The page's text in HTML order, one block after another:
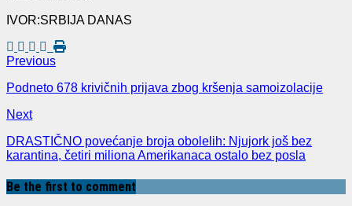
IVOR:SRBIJA DANAS
Previous
Podneto 678 krivičnih prijava zbog kršenja samoizolacije
Next
DRASTIČNO povećanje broja obolelih: Njujork još bez
karantina, četiri miliona Amerikanaca ostalo bez posla
Be the first to comment